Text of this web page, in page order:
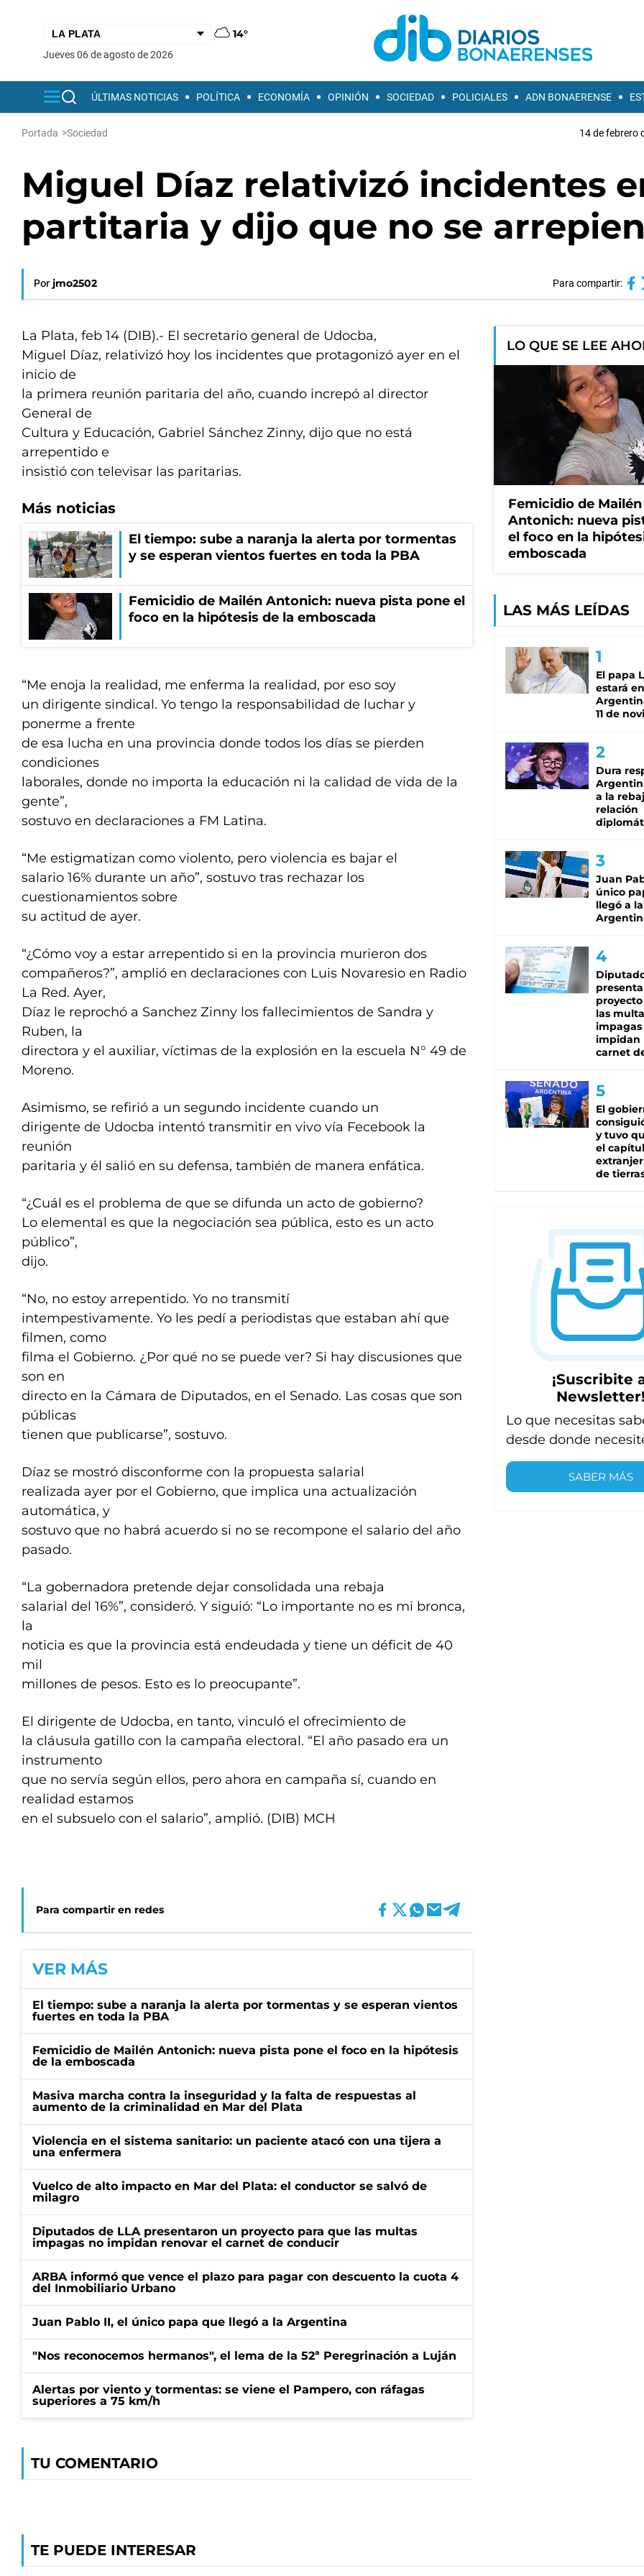
14°
jueves 06 de agosto de 2026
ÚLTIMAS NOTICIAS POLÍTICA ECONOMÍA OPINIÓN SOCIEDAD POLICIALES ADN BONAERENSE
Portada >Sociedad 14 de febrero
Miguel Díaz relativizó incidentes
partitaria y dijo que no se
Por jmo2502 Para compartir:
La Plata, feb 14 (DIB).- El secretario general de Udocba,
Miguel Díaz, relativizó hoy los incidentes que protagonizó ayer en el
inicio de
la primera reunión paritaria del año, cuando increpó al director
General de
Cultura y Educación, Gabriel Sánchez Zinny, dijo que no está
arrepentido e
insistió con televisar las paritarias.
Más noticias
El tiempo: sube a naranja la alerta por tormentas
y se esperan vientos fuertes en toda la PBA
Femicidio de Mailén Antonich: nueva pista pone el
foco en la hipótesis de la emboscada
“Me enoja la realidad, me enferma la realidad, por eso soy
un dirigente sindical. Yo tengo la responsabilidad de luchar y
ponerme a frente
de esa lucha en una provincia donde todos los días se pierden
condiciones
laborales, donde no importa la educación ni la calidad de vida de la
gente”,
sostuvo en declaraciones a FM Latina.
“Me estigmatizan como violento, pero violencia es bajar el
salario 16% durante un año”, sostuvo tras rechazar los
cuestionamientos sobre
su actitud de ayer.
“¿Cómo voy a estar arrepentido si en la provincia murieron dos
compañeros?”, amplió en declaraciones con Luis Novaresio en Radio
La Red. Ayer,
Díaz le reprochó a Sanchez Zinny los fallecimientos de Sandra y
Ruben, la
directora y el auxiliar, víctimas de la explosión en la escuela N° 49 de
Moreno.
Asimismo, se refirió a un segundo incidente cuando un
dirigente de Udocba intentó transmitir en vivo vía Fecebook la
reunión
paritaria y él salió en su defensa, también de manera enfática.
“¿Cuál es el problema de que se difunda un acto de gobierno?
Lo elemental es que la negociación sea pública, esto es un acto
público”,
dijo.
“No, no estoy arrepentido. Yo no transmití
intempestivamente. Yo les pedí a periodistas que estaban ahí que
filmen, como
filma el Gobierno. ¿Por qué no se puede ver? Si hay discusiones que
son en
directo en la Cámara de Diputados, en el Senado. Las cosas que son
públicas
tienen que publicarse”, sostuvo.
Díaz se mostró disconforme con la propuesta salarial
realizada ayer por el Gobierno, que implica una actualización
automática, y
sostuvo que no habrá acuerdo si no se recompone el salario del año
pasado.
“La gobernadora pretende dejar consolidada una rebaja
salarial del 16%”, consideró. Y siguió: “Lo importante no es mi bronca,
la
noticia es que la provincia está endeudada y tiene un déficit de 40
mil
millones de pesos. Esto es lo preocupante”.
El dirigente de Udocba, en tanto, vinculó el ofrecimiento de
la cláusula gatillo con la campaña electoral. “El año pasado era un
instrumento
que no servía según ellos, pero ahora en campaña sí, cuando en
realidad estamos
en el subsuelo con el salario”, amplió. (DIB) MCH
Para compartir en redes
VER MÁS
El tiempo: sube a naranja la alerta por tormentas y se esperan vientos
fuertes en toda la PBA
Femicidio de Mailén Antonich: nueva pista pone el foco en la hipótesis
de la emboscada
Masiva marcha contra la inseguridad y la falta de respuestas al
aumento de la criminalidad en Mar del Plata
Violencia en el sistema sanitario: un paciente atacó con una tijera a
una enfermera
Vuelco de alto impacto en Mar del Plata: el conductor se salvó de
milagro
Diputados de LLA presentaron un proyecto para que las multas
impagas no impidan renovar el carnet de conducir
ARBA informó que vence el plazo para pagar con descuento la cuota 4
del Inmobiliario Urbano
Juan Pablo II, el único papa que llegó a la Argentina
"Nos reconocemos hermanos", el lema de la 52ª Peregrinación a Luján
Alertas por viento y tormentas: se viene el Pampero, con ráfagas
superiores a 75 km/h
TU COMENTARIO
LO QUE SE LEE
Femicidio de Mailén
Antonich: nueva
el foco en la
emboscada
LAS MÁS LEÍDAS
El papa
estará
11 de
Dura
a la
relación
Juan
único
llegó a la
las
impagas
impidan
carnet
El
y tuvo
el
de
¡Suscribite
Newsletter!
Lo que necesitas
desde donde
SABER MÁS
TE PUEDE INTERESAR